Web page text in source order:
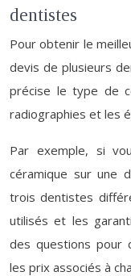
dentistes
Pour obtenir le
devis de plusieurs
précise le type de
radiographies et les
Par exemple, si
céramique sur une
trois dentistes
utilisés et les
des questions pour
les prix associés à